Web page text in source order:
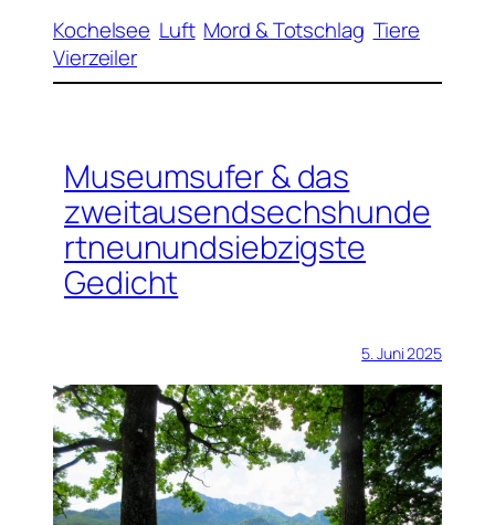
Kochelsee Luft Mord & Totschlag Tiere
Vierzeiler
Museumsufer & das
zweitausendsechshunde
rtneunundsiebzigste
Gedicht
5. Juni 2025